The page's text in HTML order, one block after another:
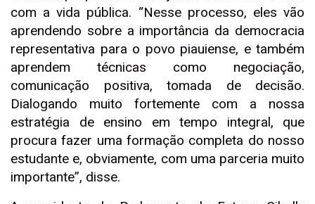
com a vida pública. “Nesse processo, eles vão
aprendendo sobre a importância da democracia
representativa para o povo piauiense, e também
aprendem técnicas como negociação,
comunicação positiva, tomada de decisão.
Dialogando muito fortemente com a nossa
estratégia de ensino em tempo integral, que
procura fazer uma formação completa do nosso
estudante e, obviamente, com uma parceria muito
importante”, disse.